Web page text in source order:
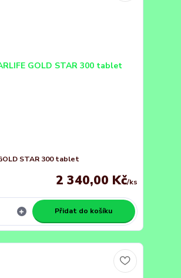
STAR 300 tablet
2 340,00 Kč/ks
Přidat do košíku